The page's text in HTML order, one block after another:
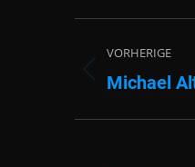
VORHERIGE
Vorheriger
Michael